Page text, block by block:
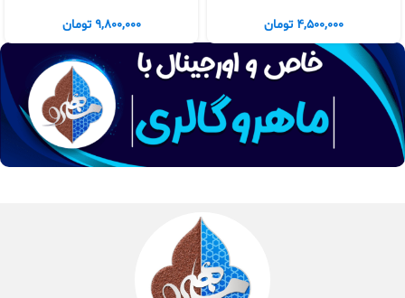
4,500,000 تومان 9,800,000 تومان